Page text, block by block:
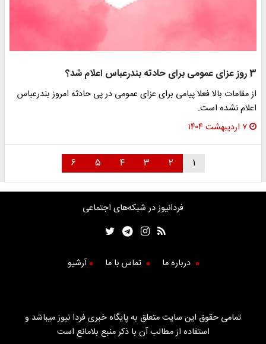
3 روز عزای عمومی برای حادثه بندرعباس اعلام شد؟
از مقامات بالا فعلا پیامی برای عزای عمومی در پی حادثه امروز بندرعباس
اعلام نشده است.
۷ اردیبهشت ۱۴۰۴
۱ ۲ ۳ ۴ ۵ ۶
فردانیوز در شبکه‌های اجتماعی
درباره ما تماس با ما آرشیو
تمامی حقوق این سایت متعلق به پایگاه خبری فردا نیوز میباشد و
استفاده از مطالب آن با ذکر منبع بلامانع است